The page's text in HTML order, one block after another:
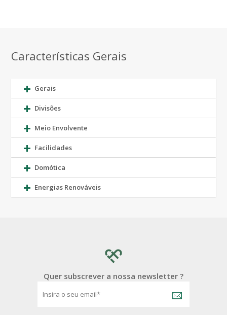
Características Gerais
Gerais
Divisões
Meio Envolvente
Facilidades
Domótica
Energias Renováveis
Quer subscrever a nossa newsletter ?